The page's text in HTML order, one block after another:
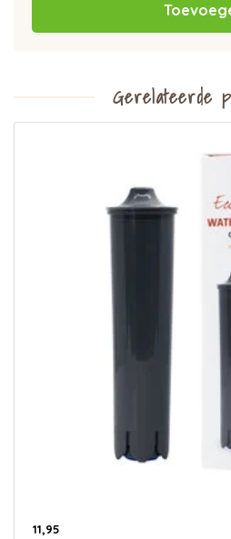
Gerelateerde
11,95